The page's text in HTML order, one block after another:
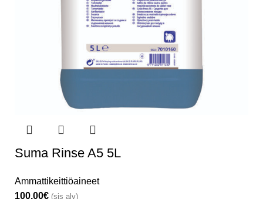
Suma Rinse A5 5L
Ammattikeittiöaineet
100,00€ (sis alv)